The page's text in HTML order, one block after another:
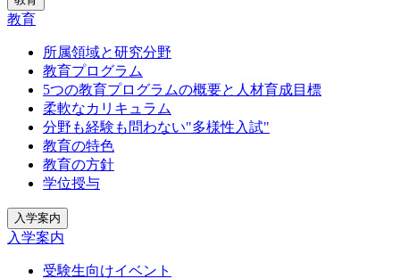
教育
所属領域と研究分野
教育プログラム
5つの教育プログラムの概要と人材育成目標
柔軟なカリキュラム
分野も経験も問わない"多様性入試"
教育の特色
教育の方針
学位授与
入学案内
入学案内
受験生向けイベント